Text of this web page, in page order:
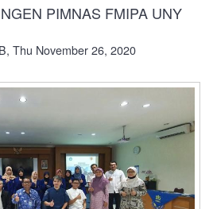
Menu
PIMNAS FMIPA UNY
Thu November 26, 2020